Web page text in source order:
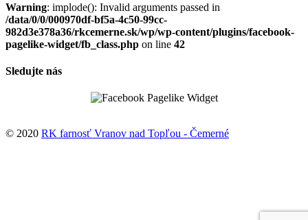
Warning: implode(): Invalid arguments passed in
/data/0/0/000970df-bf5a-4c50-99cc-
982d3e378a36/rkcemerne.sk/wp/wp-content/plugins/facebook-
pagelike-widget/fb_class.php on line 42
Sledujte nás
© 2020 RK farnosť Vranov nad Topľou - Čemerné